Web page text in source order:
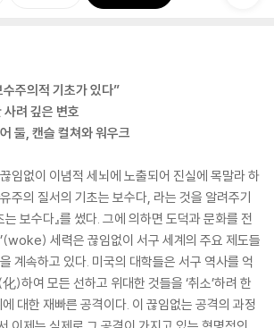
주의적 기초가 있다”
사려 깊은 변호
둘, 캔슬 컬쳐와 워우크
임없이 이념적 세뇌에 노출되어 진실에 목말라 하
주의 질서의 기초는 보수다, 라는 것을 알려주기
는 보수다』를 썼다. 그에 의하면 도덕과 문화를 전
세력은 끊임없이 서구 세계의 주요 제도들
계속하고 있다. 미국의 대학들은 서구 역사를 억
)하여 모든 선하고 위대한 것들을 ‘취소’하려 한
대한 재빠른 공격이다. 이 끊임없는 공격의 과정